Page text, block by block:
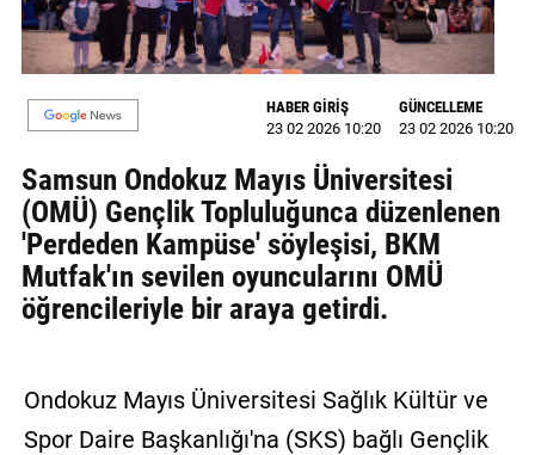
GALERİ
YAZARLAR
BİZE
ULAŞIN
Künye
İletişim
Politikası
HABER GİRİŞ
23 02 2026 10:20
GÜNCELLEME
23 02 2026 10:20
Samsun Ondokuz Mayıs Üniversitesi
(OMÜ) Gençlik Topluluğunca düzenlenen
'Perdeden Kampüse' söyleşisi, BKM
Mutfak'ın sevilen oyuncularını OMÜ
öğrencileriyle bir araya getirdi.
Ondokuz Mayıs Üniversitesi Sağlık Kültür ve
Spor Daire Başkanlığı'na (SKS) bağlı Gençlik